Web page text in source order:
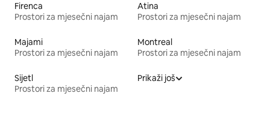
Firenca
Prostori za mjesečni najam
Atina
Prostori za mjesečni najam
Majami
Prostori za mjesečni najam
Montreal
Prostori za mjesečni najam
Sijetl
Prostori za mjesečni najam
Prikaži još